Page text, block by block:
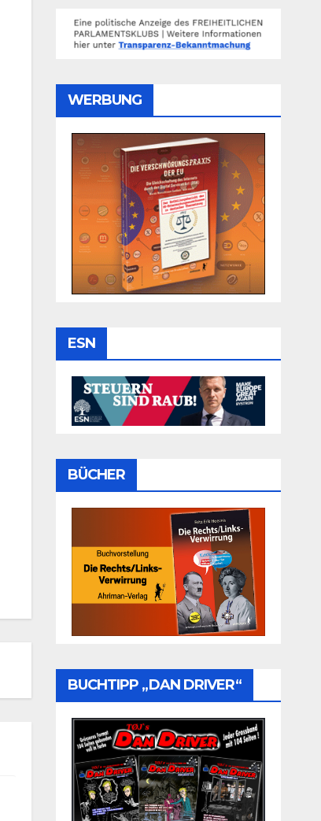
WERBUNG
ESN
BÜCHER
BUCHTIPP „DAN DRIVER“